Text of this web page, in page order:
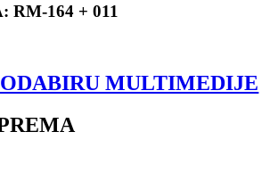
RM-164 + 011
MULTIMEDIJE